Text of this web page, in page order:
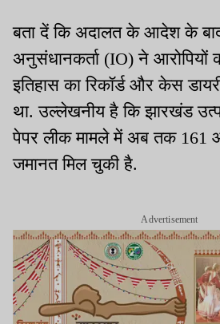
बता दें कि अदालत के आदेश के
अनुसंधानकर्ता (IO) ने आरोपियों
इतिहास का रिकॉर्ड और केस
था. उल्लेखनीय है कि झारखंड
पेपर लीक मामले में अब तक 161
जमानत मिल चुकी है.
Advertisement